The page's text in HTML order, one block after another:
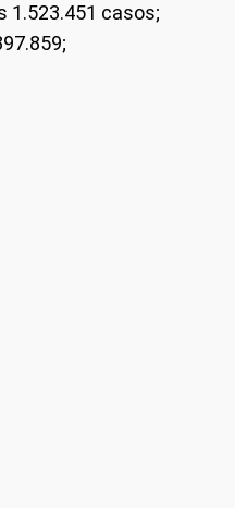
1.523.451 casos;